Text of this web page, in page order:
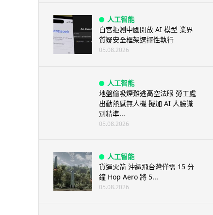
人工智能
白宮拒測中國開放 AI 模型 業界
質疑安全框架選擇性執行
05.08.2026
人工智能
地盤偷吸煙難逃高空法眼 勞工處
出動熱感無人機 擬加 AI 人臉識
別精準...
05.08.2026
人工智能
貨運火箭 沖繩飛台灣僅需 15 分
鐘 Hop Aero 將 5...
05.08.2026